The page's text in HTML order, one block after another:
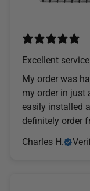
Excellent service
My order was
my order in just
easily installed
definitely order
Charles H.